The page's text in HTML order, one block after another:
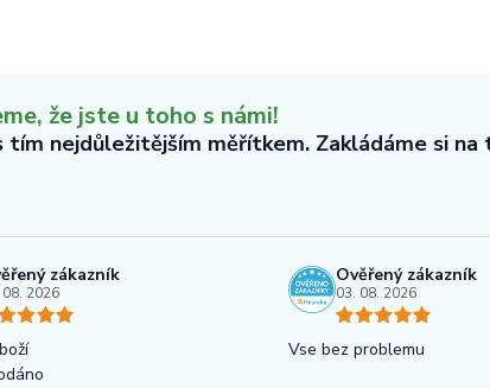
že jste u toho s námi!
nejdůležitějším měřítkem. Zakládáme si na
zákazník
2026
Ověřený zákazník
03. 08. 2026
Vse bez problemu